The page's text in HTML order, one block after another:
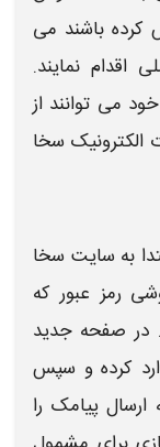
کرده باشند می
اقدام نمایند.
می توانند از
سخا
به سایت سخا
رمز عبور که
در صفحه جدید
کرده و سپس
ارسال پیامک را